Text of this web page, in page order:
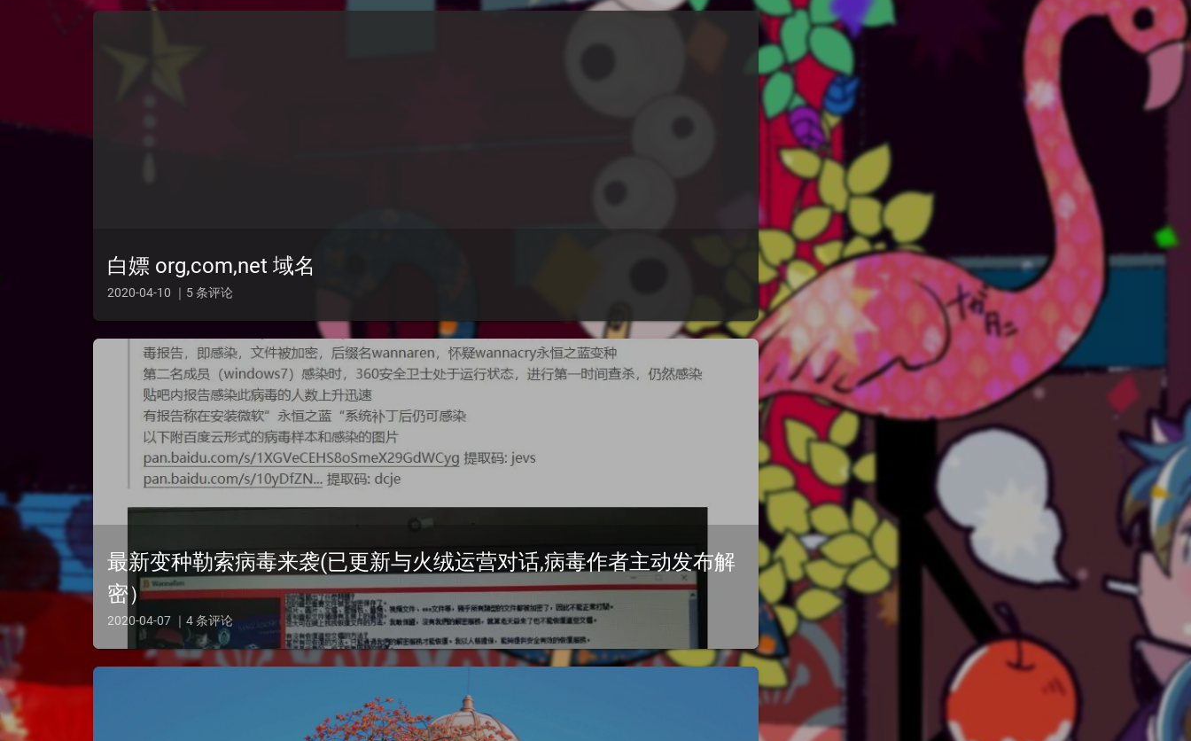
白嫖 org,com,net 域名
2020-04-10 ｜5 条评论
白嫖攻略:https://www.hostloc.com/thread-672446-1-1.html无权限的我这复制过来疑似免费域名本次活动来自mailchimp貌似还没人分享貌似不能自定义D...
最新变种勒索病毒来袭(已更新与火绒运营对话,病毒作者主动发布解
密）
2020-04-07 ｜4 条评论
相关帖子https://ti.qianxin.com/blog/articles/wannaren-ransomware-incident-analysis/https://tieba.baid...